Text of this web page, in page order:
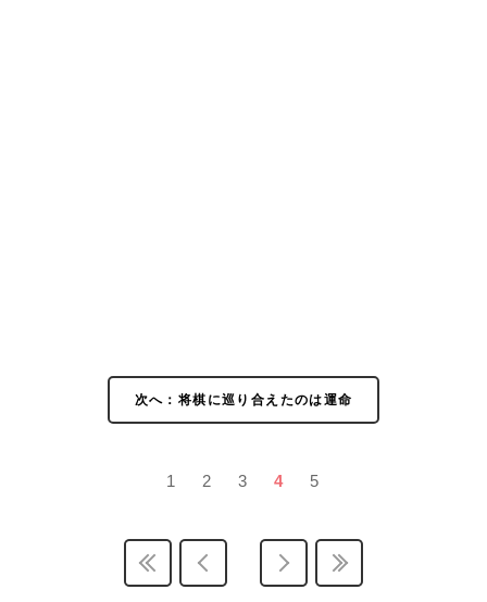
次へ：将棋に巡り合えたのは運命
1 2 3 4 5